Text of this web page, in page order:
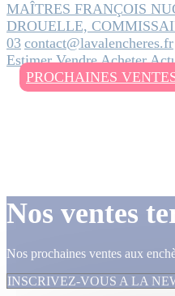
MAÎTRES FRANÇOIS
DROUELLE,
03 contact@lavalencheres.fr
EstimerVendreAcheter
PROCHAINES
Nos ventes
Nos prochaines ventes aux
INSCRIVEZ-VOUS A LA